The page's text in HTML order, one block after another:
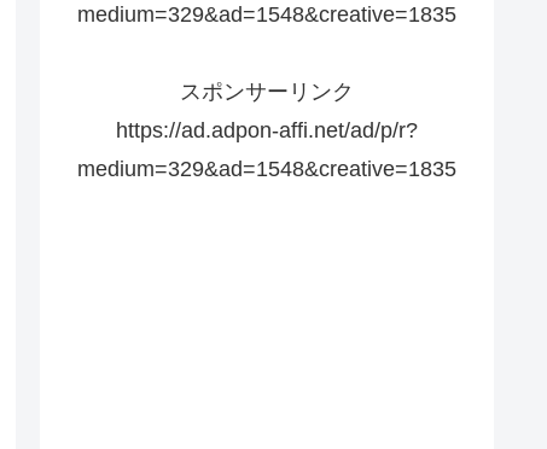
medium=329&ad=1548&creative=1835
スポンサーリンク
https://ad.adpon-affi.net/ad/p/r?
medium=329&ad=1548&creative=1835